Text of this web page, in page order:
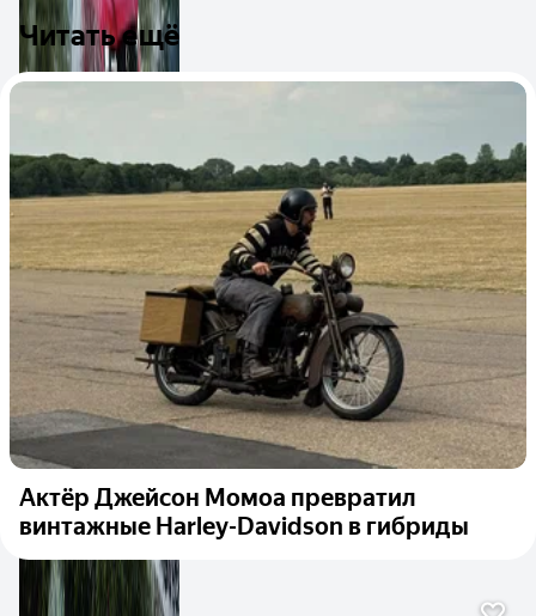
Читать ещё
Актёр Джейсон Момоа превратил
винтажные Harley-Davidson в гибриды